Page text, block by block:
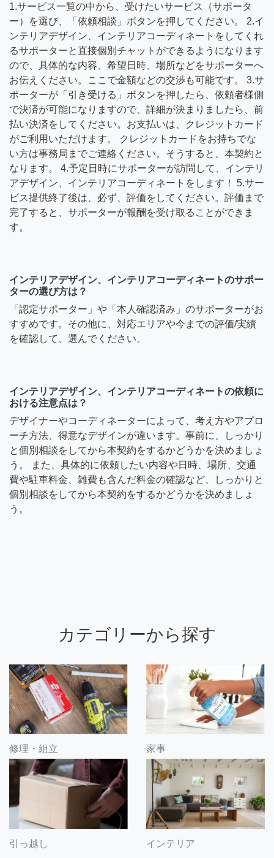
1.サービス一覧の中から、受けたいサービス（サポータ
ー）を選び、「依頼相談」ボタンを押してください。 2.イ
ンテリアデザイン、インテリアコーディネートをしてくれ
るサポーターと直接個別チャットができるようになります
ので、具体的な内容、希望日時、場所などをサポーターへ
お伝えください。ここで金額などの交渉も可能です。 3.サ
ポーターが「引き受ける」ボタンを押したら、依頼者様側
で決済が可能になりますので、詳細が決まりましたら、前
払い決済をしてください。お支払いは、クレジットカード
がご利用いただけます。 クレジットカードをお持ちでな
い方は事務局までご連絡ください。そうすると、本契約と
なります。 4.予定日時にサポーターが訪問して、インテリ
アデザイン、インテリアコーディネートをします！ 5.サー
ビス提供終了後は、必ず、評価をしてください。評価まで
完了すると、サポーターが報酬を受け取ることができま
す。
インテリアデザイン、インテリアコーディネートのサポー
ターの選び方は？
「認定サポーター」や「本人確認済み」のサポーターがお
すすめです。その他に、対応エリアや今までの評価/実績
を確認して、選んでください。
インテリアデザイン、インテリアコーディネートの依頼に
おける注意点は？
デザイナーやコーディネーターによって、考え方やアプロ
ーチ方法、得意なデザインが違います。事前に、しっかり
と個別相談をしてから本契約をするかどうかを決めましょ
う。 また、具体的に依頼したい内容や日時、場所、交通
費や駐車料金、雑費も含んだ料金の確認など、しっかりと
個別相談をしてから本契約をするかどうかを決めましょ
う。
カテゴリーから探す
修理・組立 家事
引っ越し インテリア